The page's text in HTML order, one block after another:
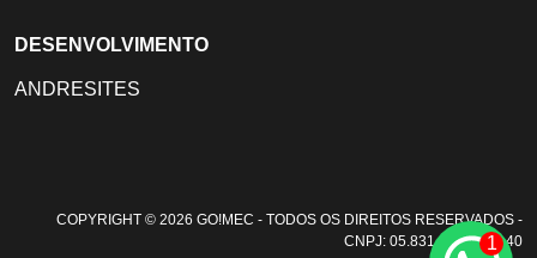
DESENVOLVIMENTO
ANDRESITES
COPYRIGHT © 2026 GO!MEC - TODOS OS DIREITOS RESERVADOS -
CNPJ: 05.831.108/0001-40
1